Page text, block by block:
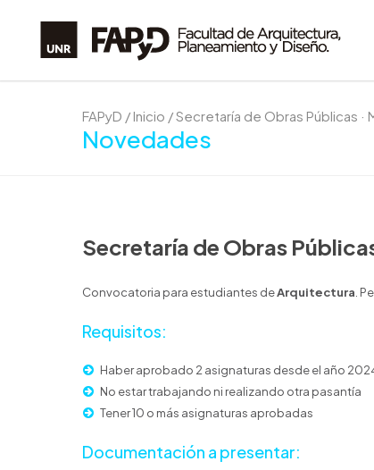
FAPyD / Inicio /Secretaría de Obras Públicas ·
Novedades
Secretaría de Obras
Convocatoria para estudiantes deArquitectura .
Requisitos:
Haber aprobado 2 asignaturas desde el año
No estar trabajando ni realizando otra pasantía
Tener 10 o más asignaturas aprobadas
Documentación a presentar: